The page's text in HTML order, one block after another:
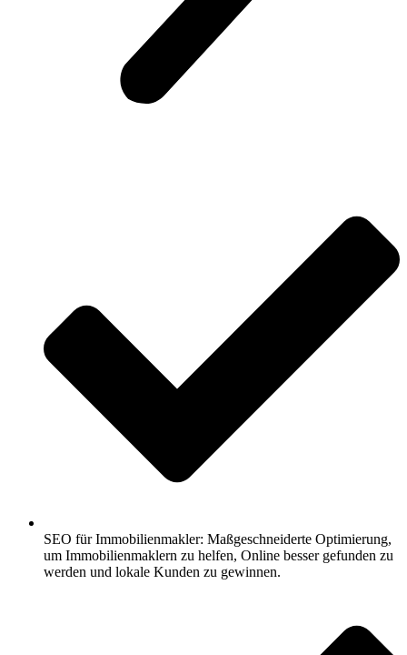
SEO für Immobilienmakler: Maßgeschneiderte Optimierung,
um Immobilienmaklern zu helfen, Online besser gefunden zu
werden und lokale Kunden zu gewinnen.